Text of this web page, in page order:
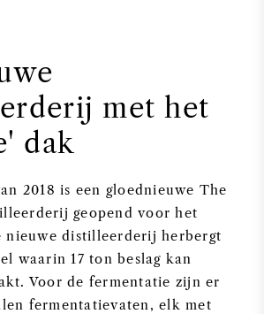
met het
dak
2018 is een gloednieuwe The
geopend voor het
nieuwe distilleerderij herbergt
waarin 17 ton beslag kan
Voor de fermentatie zijn er
fermentatievaten, elk met